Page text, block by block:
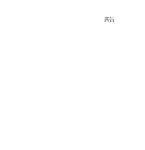
廣告